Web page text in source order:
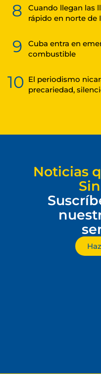
8
Cuando llegan las
rápido en norte de
9
Cuba entra en
combustible
10 El periodismo
precariedad,
Noticias